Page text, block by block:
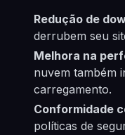
Redução de
derrubem seu
Melhora na
nuvem também
carregamento.
Conformidade
políticas de